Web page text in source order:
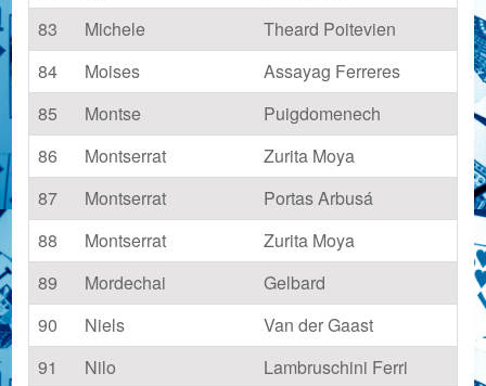
83
Michele
Theard Poitevien
84
Moises
Assayag Ferreres
85
Montse
Puigdomenech
86
Montserrat
Zurita Moya
87
Montserrat
Portas Arbusá
88
Montserrat
Zurita Moya
89
Mordechai
Gelbard
90
Niels
Van der Gaast
91
Nilo
Lambruschini Ferri